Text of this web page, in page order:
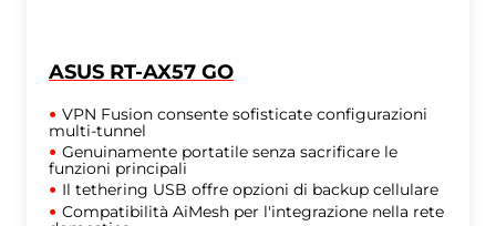
ASUS RT-AX57 GO
VPN Fusion consente sofisticate configurazioni
multi-tunnel
Genuinamente portatile senza sacrificare le
funzioni principali
Il tethering USB offre opzioni di backup cellulare
Compatibilità AiMesh per l'integrazione nella rete